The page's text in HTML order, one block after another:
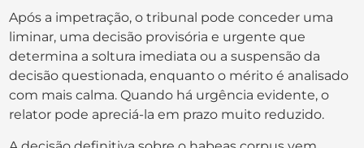
Após a impetração, o tribunal pode conceder uma
liminar, uma decisão provisória e urgente que
determina a soltura imediata ou a suspensão da
decisão questionada, enquanto o mérito é analisado
com mais calma. Quando há urgência evidente, o
relator pode apreciá-la em prazo muito reduzido.